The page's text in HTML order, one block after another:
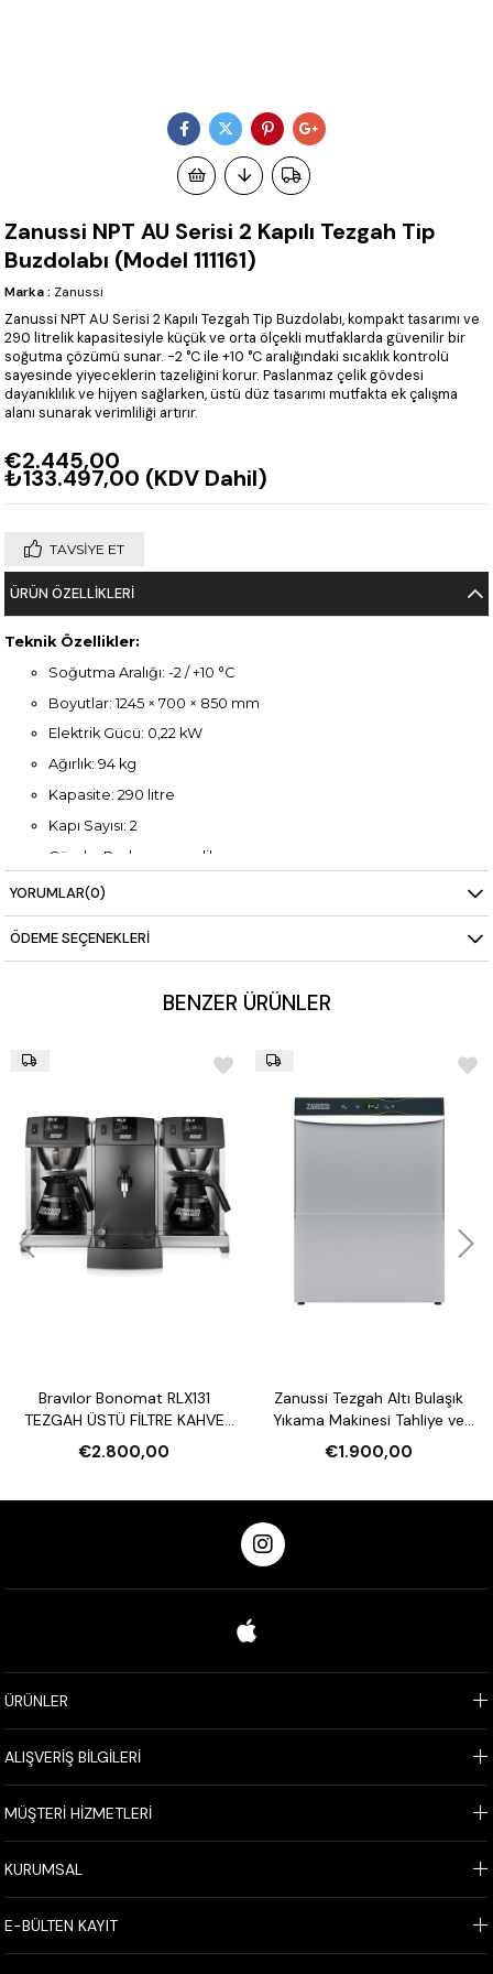
Zanussi NPT AU Serisi 2 Kapılı Tezgah Tip
Buzdolabı (Model 111161)
Marka : Zanussi
Zanussi NPT AU Serisi 2 Kapılı Tezgah Tip Buzdolabı, kompakt tasarımı ve
290 litrelik kapasitesiyle küçük ve orta ölçekli mutfaklarda güvenilir bir
soğutma çözümü sunar. -2 °C ile +10 °C aralığındaki sıcaklık kontrolü
sayesinde yiyeceklerin tazeliğini korur. Paslanmaz çelik gövdesi
dayanıklılık ve hijyen sağlarken, üstü düz tasarımı mutfakta ek çalışma
alanı sunarak verimliliği artırır.
€2.445,00
₺133.497,00 (KDV Dahil)
TAVSIYE ET
ÜRÜN ÖZELLIKLERI
Teknik Özellikler:
Soğutma Aralığı: -2 / +10 °C
Boyutlar: 1245 × 700 × 850 mm
Elektrik Gücü: 0,22 kW
Ağırlık: 94 kg
Kapasite: 290 litre
Kapı Sayısı: 2
Gövde: Paslanmaz çelik
YORUMLAR(0)
ÖDEME SEÇENEKLERI
BENZER ÜRÜNLER
Bravılor Bonomat RLX131
TEZGAH ÜSTÜ FİLTRE KAHVE
MAKİNESİ VE SU ISITICI
€2.800,00
Zanussi Tezgah Altı Bulaşık
Yıkama Makinesi Tahliye ve
Parlatıcı Pompalı
€1.900,00
ÜRÜNLER
ALIŞVERİŞ BİLGİLERİ
MÜŞTERİ HİZMETLERİ
KURUMSAL
E-BÜLTEN KAYIT